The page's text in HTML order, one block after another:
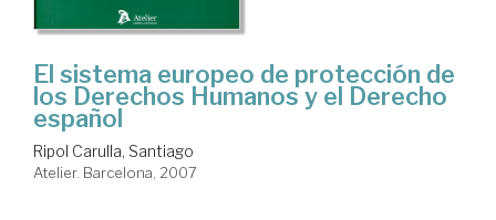
El sistema europeo de protección de
los Derechos Humanos y el Derecho
español
Ripol Carulla, Santiago
Atelier. Barcelona, 2007